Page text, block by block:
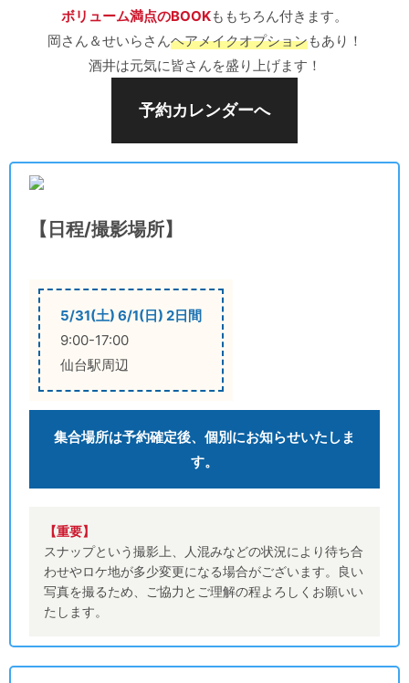
ボリューム満点のBOOKももちろん付きます。
岡さん＆せいらさんヘアメイクオプションもあり！
酒井は元気に皆さんを盛り上げます！
予約カレンダーへ
【日程/撮影場所】
5/31(土) 6/1(日) 2日間
9:00-17:00
仙台駅周辺
集合場所は予約確定後、個別にお知らせいたしま
す。
【重要】
スナップという撮影上、人混みなどの状況により待ち合
わせやロケ地が多少変更になる場合がございます。良い
写真を撮るため、ご協力とご理解の程よろしくお願いい
たします。